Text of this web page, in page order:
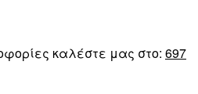
καλέστε μας στο: 697